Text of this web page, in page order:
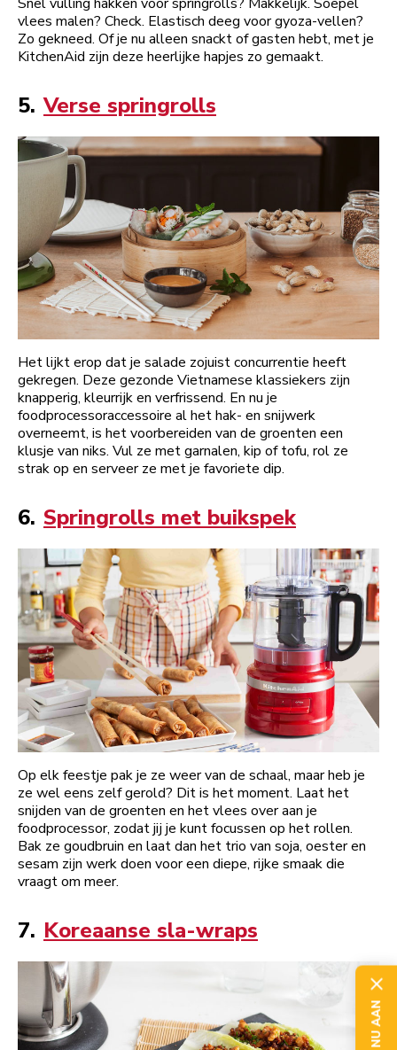
vlees malen? Check. Elastisch deeg voor gyoza-vellen?
Zo gekneed. Of je nu alleen snackt of gasten hebt, met je
KitchenAid zijn deze heerlijke hapjes zo gemaakt.
5. Verse springrolls
Het lijkt erop dat je salade zojuist concurrentie heeft
gekregen. Deze gezonde Vietnamese klassiekers zijn
knapperig, kleurrijk en verfrissend. En nu je
foodprocessoraccessoire al het hak- en snijwerk
overneemt, is het voorbereiden van de groenten een
klusje van niks. Vul ze met garnalen, kip of tofu, rol ze
strak op en serveer ze met je favoriete dip.
6. Springrolls met buikspek
Op elk feestje pak je ze weer van de schaal, maar heb je
ze wel eens zelf gerold? Dit is het moment. Laat het
snijden van de groenten en het vlees over aan je
foodprocessor, zodat jij je kunt focussen op het rollen.
Bak ze goudbruin en laat dan het trio van soja, oester en
sesam zijn werk doen voor een diepe, rijke smaak die
vraagt om meer.
7. Koreaanse sla-wraps